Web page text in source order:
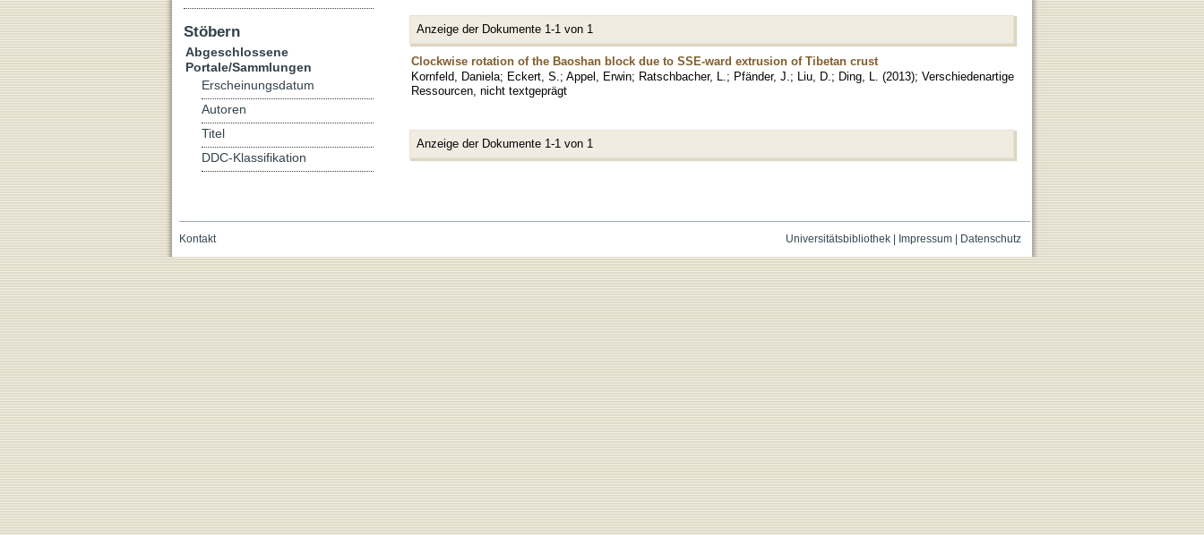
Anzeige der Dokumente 1-1 von 1
Clockwise rotation of the Baoshan block due to SSE-ward extrusion of Tibetan crust
Kornfeld, Daniela; Eckert, S. ; Appel, Erwin; Ratschbacher, L. ; Pfänder, J. ; Liu, D. ; Ding, L. (2013); Verschiedenartige
Ressourcen, nicht textgeprägt
Anzeige der Dokumente 1-1 von 1
Stöbern
Abgeschlossene
Portale/Sammlungen
Erscheinungsdatum
Autoren
Titel
DDC-Klassifikation
Universitätsbibliothek| Impressum| Datenschutz
Kontakt